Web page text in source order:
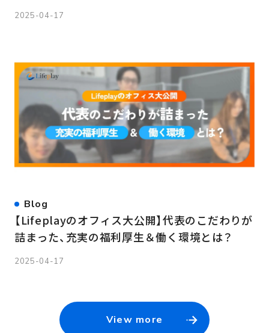
2025-04-17
Blog
【Lifeplayのオフィス大公開】代表のこだわりが
詰まった、充実の福利厚生＆働く環境とは？
2025-04-17
View more